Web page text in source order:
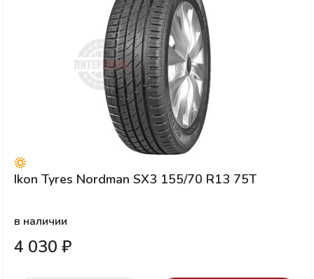
Ikon Tyres Nordman SX3 155/70 R13 75T
в наличии
4 030 ₽